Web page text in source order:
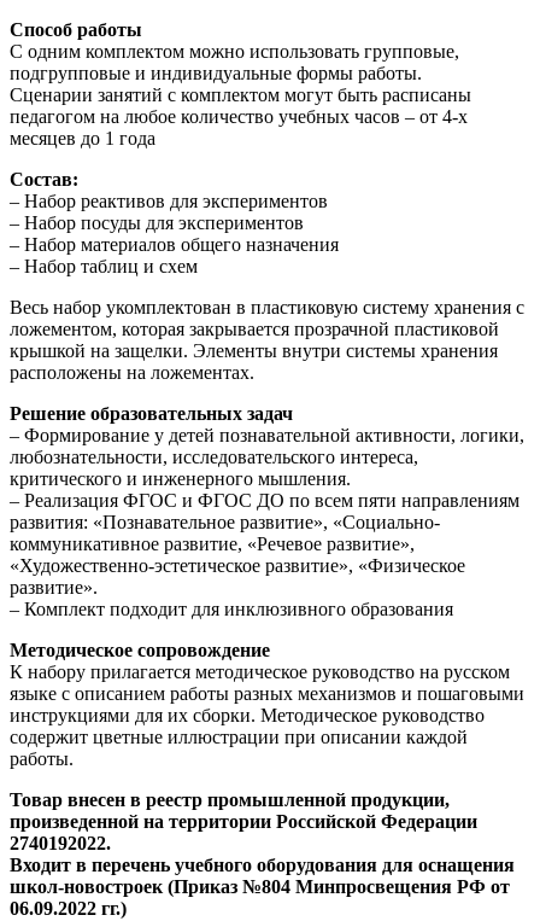
Способ работы
С одним комплектом можно использовать групповые,
подгрупповые и индивидуальные формы работы.
Сценарии занятий с комплектом могут быть расписаны
педагогом на любое количество учебных часов – от 4-х
месяцев до 1 года
Состав:
– Набор реактивов для экспериментов
– Набор посуды для экспериментов
– Набор материалов общего назначения
– Набор таблиц и схем
Весь набор укомплектован в пластиковую систему хранения с
ложементом, которая закрывается прозрачной пластиковой
крышкой на защелки. Элементы внутри системы хранения
расположены на ложементах.
Решение образовательных задач
– Формирование у детей познавательной активности, логики,
любознательности, исследовательского интереса,
критического и инженерного мышления.
– Реализация ФГОС и ФГОС ДО по всем пяти направлениям
развития: «Познавательное развитие», «Социально-
коммуникативное развитие, «Речевое развитие»,
«Художественно-эстетическое развитие», «Физическое
развитие».
– Комплект подходит для инклюзивного образования
Методическое сопровождение
К набору прилагается методическое руководство на русском
языке с описанием работы разных механизмов и пошаговыми
инструкциями для их сборки. Методическое руководство
содержит цветные иллюстрации при описании каждой
работы.
Товар внесен в реестр промышленной продукции,
произведенной на территории Российской Федерации
2740192022.
Входит в перечень учебного оборудования для оснащения
школ-новостроек (Приказ №804 Минпросвещения РФ от
06.09.2022 гг.)